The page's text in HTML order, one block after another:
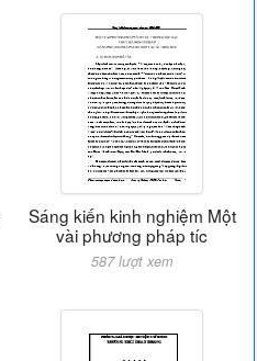
Sáng kiến kinh nghiệm Một
vài phương pháp tíc
587 lượt xem